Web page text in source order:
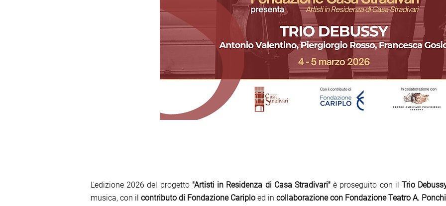
L'edizione 2026 del progetto"Artisti in Residenza di Casa Stradivari"è proseguito con ilTrio
musica, con il contributo di Fondazione Cariplo ed in collaborazione con Fondazione Teatro A.